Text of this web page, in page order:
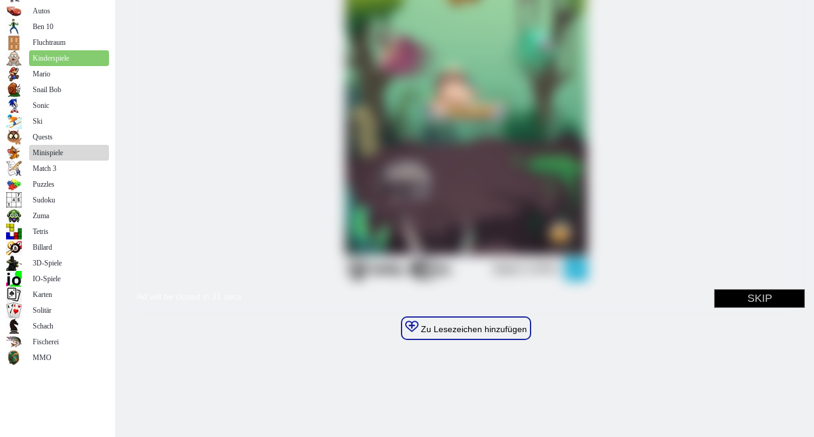
Zu Lesezeichen hinzufügen
Autos
Ben 10
Fluchtraum
Kinderspiele
Mario
Snail Bob
Sonic
Ski
Quests
Minispiele
Match 3
Puzzles
Sudoku
Zuma
Tetris
Billard
3D-Spiele
IO-Spiele
Karten
Solitär
Schach
Fischerei
MMO